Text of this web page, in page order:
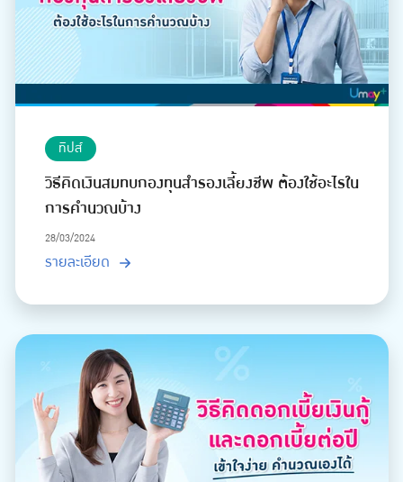
ทิปส์
วิธีคิดเงินสมทบกองทุนสำรองเลี้ยงชีพ ต้องใช้อะไรใน
การคำนวณบ้าง
28/03/2024
รายละเอียด